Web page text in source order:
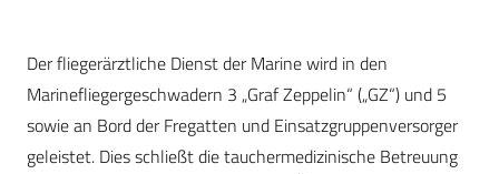
Der fliegerärztliche Dienst der Marine wird in den
Marinefliegergeschwadern 3 „Graf Zeppelin“ („GZ“) und 5
sowie an Bord der Fregatten und Einsatzgruppenversorger
geleistet. Dies schließt die tauchermedizinische Betreuung